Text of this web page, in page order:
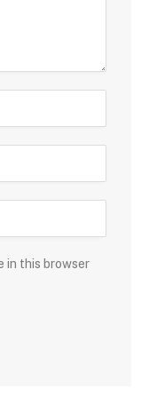
in this browser